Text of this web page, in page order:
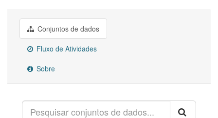
Conjuntos de dados
Fluxo de Atividades
Sobre